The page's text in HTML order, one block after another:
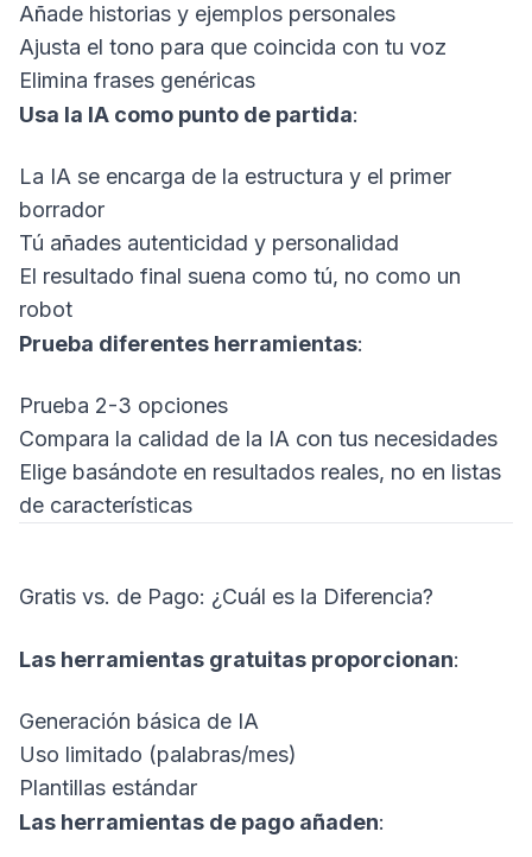
Añade historias y ejemplos personales
Ajusta el tono para que coincida con tu voz
Elimina frases genéricas
Usa la IA como punto de partida:
La IA se encarga de la estructura y el primer
borrador
Tú añades autenticidad y personalidad
El resultado final suena como tú, no como un
robot
Prueba diferentes herramientas:
Prueba 2-3 opciones
Compara la calidad de la IA con tus necesidades
Elige basándote en resultados reales, no en listas
de características
Gratis vs. de Pago: ¿Cuál es la Diferencia?
Las herramientas gratuitas proporcionan:
Generación básica de IA
Uso limitado (palabras/mes)
Plantillas estándar
Las herramientas de pago añaden: